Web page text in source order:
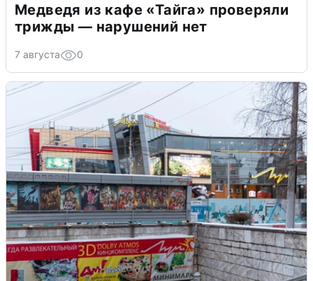
Медведя из кафе «Тайга» проверяли
трижды — нарушений нет
7 августа 0